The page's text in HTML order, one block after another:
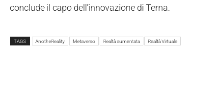
conclude il capo dell’innovazione di Terna.
TAGS AnotheReality Metaverso Realtà aumentata Realtà Virtuale